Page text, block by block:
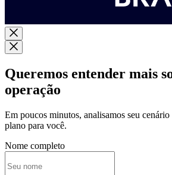
Queremos entender mais
operação
Em poucos minutos, analisamos seu
plano para você.
Nome completo